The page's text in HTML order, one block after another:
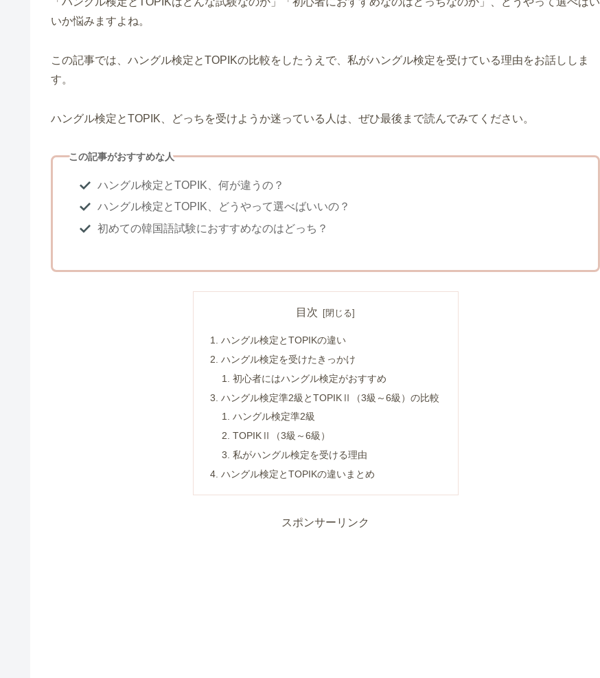
いか悩みますよね。
この記事では、ハングル検定とTOPIKの比較をしたうえで、私がハングル検定を受けている理由をお話ししま
す。
ハングル検定とTOPIK、どっちを受けようか迷っている人は、ぜひ最後まで読んでみてください。
この記事がおすすめな人
ハングル検定とTOPIK、何が違うの？
ハングル検定とTOPIK、どうやって選べばいいの？
初めての韓国語試験におすすめなのはどっち？
目次
ハングル検定とTOPIKの違い
ハングル検定を受けたきっかけ
初心者にはハングル検定がおすすめ
ハングル検定準2級とTOPIKⅡ（3級～6級）の比較
ハングル検定準2級
TOPIKⅡ（3級～6級）
私がハングル検定を受ける理由
ハングル検定とTOPIKの違いまとめ
スポンサーリンク